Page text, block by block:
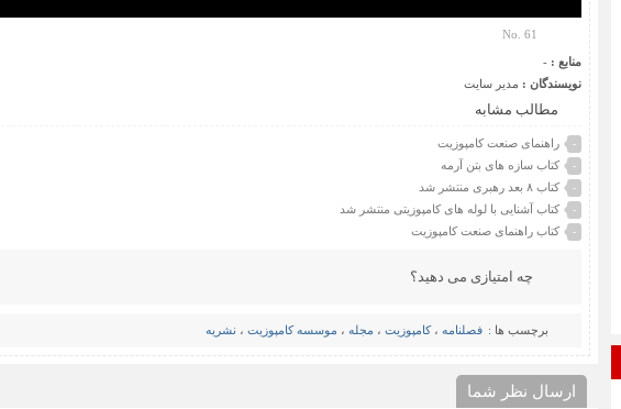
1
منابع : -
نویسندگان : مدیر سایت
مطالب مشابه
- راهنمای صنعت کامپوزیت
- کتاب سازه های بتن آرمه
- کتاب ۸ بعد رهبری منتشر شد
- کتاب آشنایی با لوله های کامپوزیتی منتشر شد
- کتاب راهنمای صنعت کامپوزیت
چه امتیازی می دهید؟
برچسب ها : فصلنامه،کامپوزیت، مجله، موسسه کامپوزیت، نشریه
ارسال نظر شما